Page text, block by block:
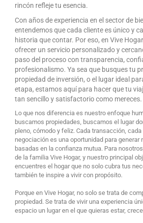
rincón refleje tu esencia.
Con años de experiencia en el sector de
entendemos que cada cliente es único y
historia que contar. Por eso, en Vive
ofrecer un servicio personalizado y
paso del proceso con transparencia,
profesionalismo. Ya sea que busques tu
propiedad de inversión, o el lugar ideal
etapa, estamos aquí para hacer que tu
tan sencillo y satisfactorio como mereces.
Lo que nos diferencia es nuestro enfoque
buscamos propiedades, buscamos el lugar
pleno, cómodo y feliz. Cada transacción,
negociación es una oportunidad para generar
basadas en la confianza mutua. Para
de la familia Vive Hogar, y nuestro principal
encuentres el hogar que no solo cubra tus
también te inspire a vivir con propósito.
Porque en Vive Hogar, no solo se trata de
propiedad. Se trata de vivir una experiencia
espacio un lugar en el que quieras estar,